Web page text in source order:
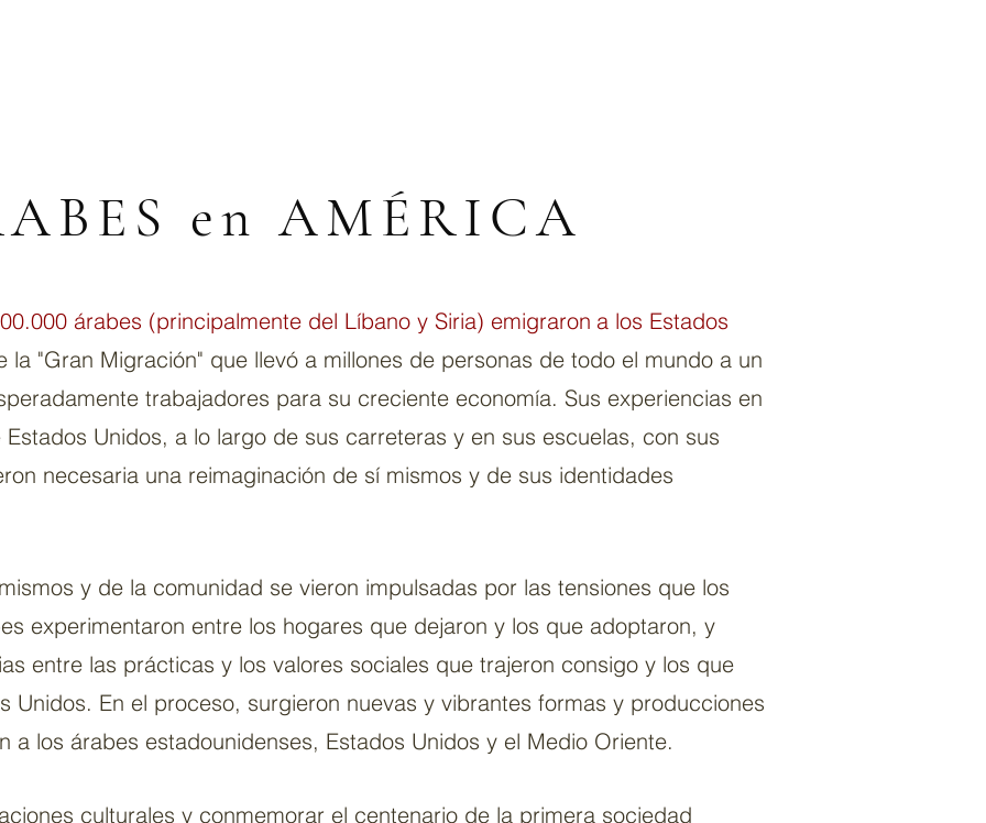
en AMÉRICA
árabes (principalmente del Líbano y Siria) emigraron a los Estados
la "Gran Migración" que llevó a millones de personas de todo el mundo a un
trabajadores para su creciente economía. Sus experiencias en
Unidos, a lo largo de sus carreteras y en sus escuelas, con sus
necesaria una reimaginación de sí mismos y de sus identidades
y de la comunidad se vieron impulsadas por las tensiones que los
experimentaron entre los hogares que dejaron y los que adoptaron, y
entre las prácticas y los valores sociales que trajeron consigo y los que
Unidos. En el proceso, surgieron nuevas y vibrantes formas y producciones
a los árabes estadounidenses, Estados Unidos y el Medio Oriente.
culturales y conmemorar el centenario de la primera sociedad